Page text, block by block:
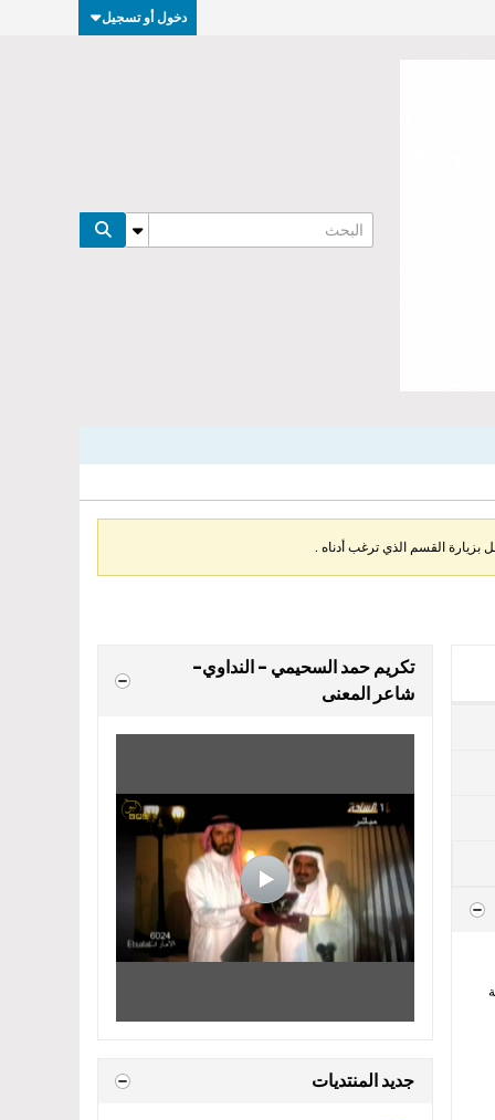
دخول أو تسجيل
القسم الذي ترغب أدناه .
تكريم حمد السحيمي - النداوي-
شاعر المعنى
جديد المنتديات